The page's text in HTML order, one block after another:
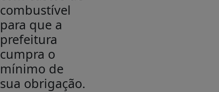
combustível
para que a
prefeitura
cumpra o
mínimo de
sua obrigação.